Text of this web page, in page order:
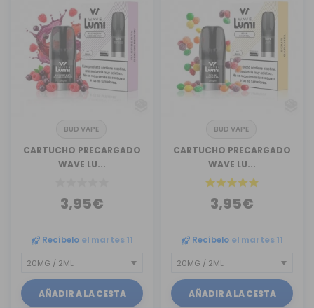
BUD VAPE
CARTUCHO PRECARGADO
WAVE LU...
3,95€
Recíbelo el martes 11
AÑADIR A LA CESTA
BUD VAPE
CARTUCHO PRECARGADO
WAVE LU...
3,95€
Recíbelo el martes 11
AÑADIR A LA CESTA